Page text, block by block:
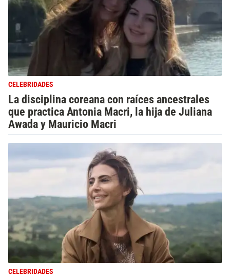
CELEBRIDADES
La disciplina coreana con raíces ancestrales
que practica Antonia Macri, la hija de Juliana
Awada y Mauricio Macri
CELEBRIDADES